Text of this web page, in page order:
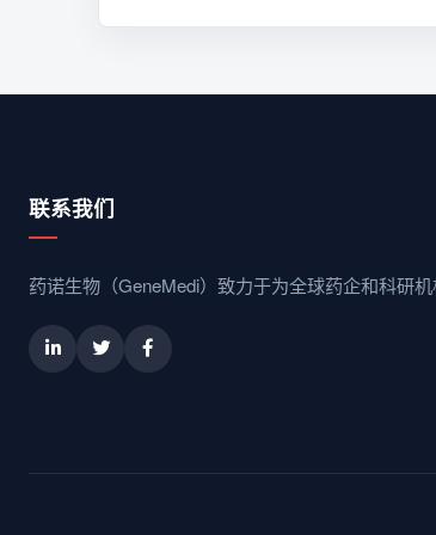
联系我们
药诺生物（GeneMedi）致力于为全球药企和科研